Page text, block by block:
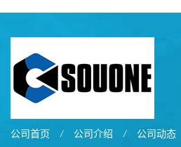
公司首页 / 公司介绍 / 公司动态